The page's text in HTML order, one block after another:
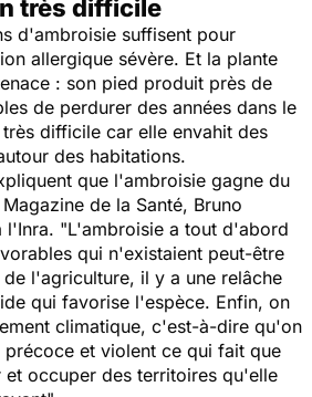
très difficile
d'ambroisie suffisent pour
allergique sévère. Et la plante
: son pied produit près de
de perdurer des années dans le
difficile car elle envahit des
des habitations.
que l'ambroisie gagne du
Magazine de la Santé, Bruno
l'Inra. "L'ambroisie a tout d'abord
qui n'existaient peut-être
l'agriculture, il y a une relâche
qui favorise l'espèce. Enfin, on
climatique, c'est-à-dire qu'on
précoce et violent ce qui fait que
et occuper des territoires qu'elle